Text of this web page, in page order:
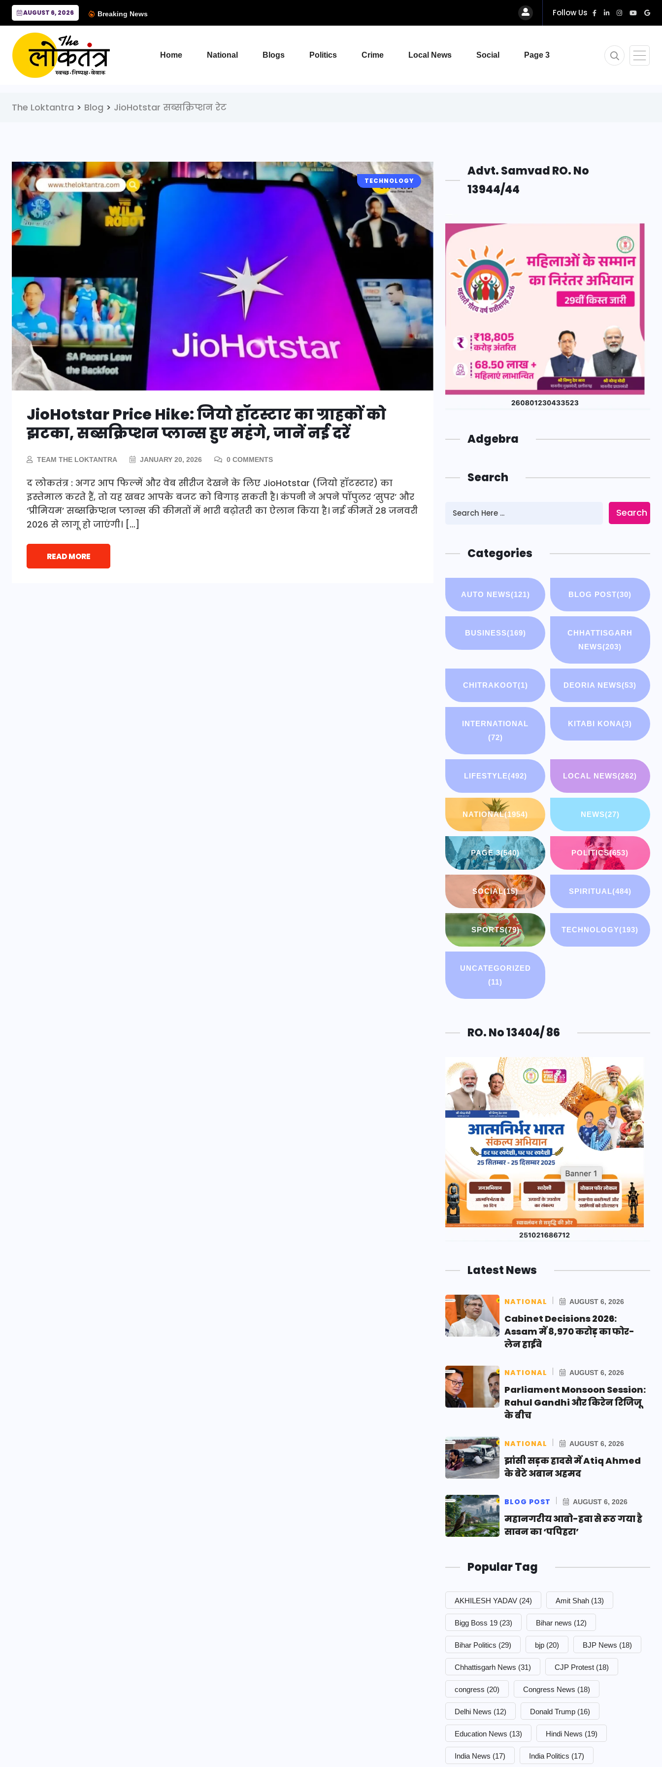
AUGUST 6, 2026 Breaking News Follow Us
Home National Blogs Politics Crime Local News Social Page 3
The Loktantra > Blog > JioHotstar सब्सक्रिप्शन रेट
TECHNOLOGY
JioHotstar Price Hike: जियो हॉटस्टार का ग्राहकों को
झटका, सब्सक्रिप्शन प्लान्स हुए महंगे, जानें नई दरें
TEAM THE LOKTANTRA JANUARY 20, 2026 0 COMMENTS
द लोकतंत्र : अगर आप फिल्में और वेब सीरीज देखने के लिए JioHotstar (जियो हॉटस्टार) का
इस्तेमाल करते हैं, तो यह खबर आपके बजट को बिगाड़ सकती है। कंपनी ने अपने पॉपुलर ‘सुपर’ और
‘प्रीमियम’ सब्सक्रिप्शन प्लान्स की कीमतों में भारी बढ़ोतरी का ऐलान किया है। नई कीमतें 28 जनवरी
2026 से लागू हो जाएंगी। […]
READ MORE
Advt. Samvad RO. No
13944/44
Adgebra
Search
Search
Categories
AUTO NEWS(121) BLOG POST(30)
BUSINESS(169)
CHHATTISGARH
NEWS(203)
CHITRAKOOT(1) DEORIA NEWS(53)
INTERNATIONAL
(72)
KITABI KONA(3)
LIFESTYLE(492) LOCAL NEWS(262)
NATIONAL(1954) NEWS(27)
PAGE 3(540) POLITICS(653)
SOCIAL(15) SPIRITUAL(484)
SPORTS(79) TECHNOLOGY(193)
UNCATEGORIZED
(11)
RO. No 13404/ 86
Latest News
NATIONAL AUGUST 6, 2026
Cabinet Decisions 2026:
Assam में 8,970 करोड़ का फोर-
लेन हाईवे
NATIONAL AUGUST 6, 2026
Parliament Monsoon Session:
Rahul Gandhi और किरेन रिजिजू
के बीच
NATIONAL AUGUST 6, 2026
झांसी सड़क हादसे में Atiq Ahmed
के बेटे अबान अहमद
BLOG POST AUGUST 6, 2026
महानगरीय आबो-हवा से रूठ गया है
सावन का ‘पपिहरा’
Popular Tag
AKHILESH YADAV (24) Amit Shah (13)
Bigg Boss 19 (23) Bihar news (12)
Bihar Politics (29) bjp (20) BJP News (18)
Chhattisgarh News (31) CJP Protest (18)
congress (20) Congress News (18)
Delhi News (12) Donald Trump (16)
Education News (13) Hindi News (19)
India News (17) India Politics (17)